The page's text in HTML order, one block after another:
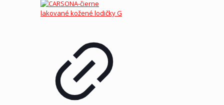
bola:
69.00 €.
je:
40.00 €.